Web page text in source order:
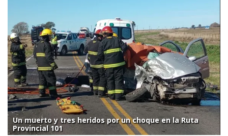
Un muerto y tres heridos por un choque en la Ruta
Provincial 101